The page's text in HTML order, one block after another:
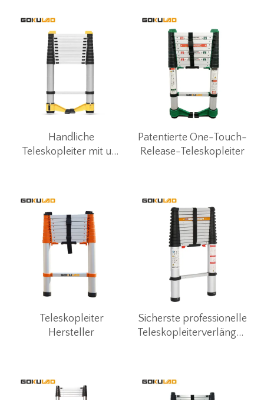
Handliche
Teleskopleiter mit um
Patentierte One-Touch-
Release-Teleskopleiter
Teleskopleiter
Hersteller
Sicherste professionelle
Teleskopleiterverlängerung